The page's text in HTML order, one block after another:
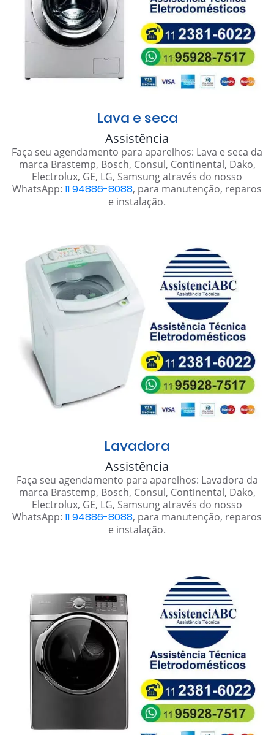
Lava e seca
Assistência
Faça seu agendamento para aparelhos: Lava e seca da
marca Brastemp, Bosch, Consul, Continental, Dako,
Electrolux, GE, LG, Samsung através do nosso
WhatsApp: 11 94886-8088, para manutenção, reparos
e instalação.
Lavadora
Assistência
Faça seu agendamento para aparelhos: Lavadora da
marca Brastemp, Bosch, Consul, Continental, Dako,
Electrolux, GE, LG, Samsung através do nosso
WhatsApp: 11 94886-8088, para manutenção, reparos
e instalação.